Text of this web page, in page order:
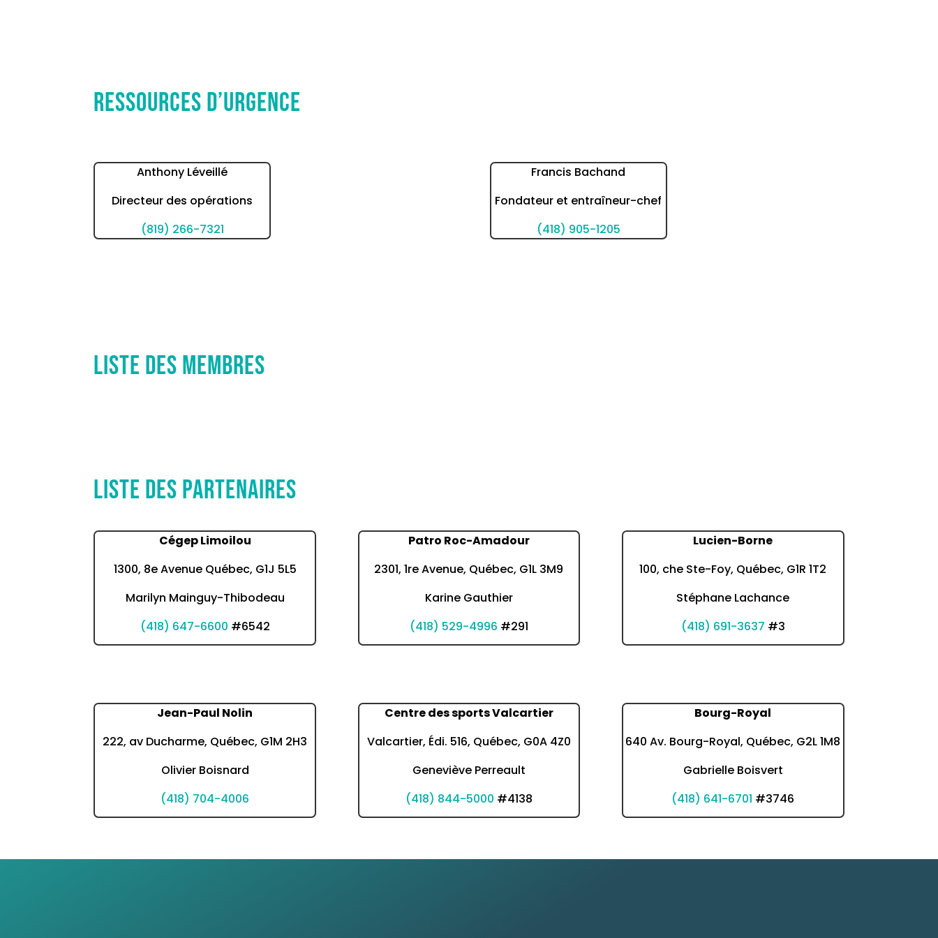
Ressources d’urgence
Anthony Léveillé
Directeur des opérations
(819) 266-7321
Francis Bachand
Fondateur et entraîneur-chef
(418) 905-1205
Liste des membres
Liste des partenaires
Cégep Limoilou
1300, 8e Avenue Québec, G1J 5L5
Marilyn Mainguy-Thibodeau
(418) 647-6600 #6542
Patro Roc-Amadour
2301, 1re Avenue, Québec, G1L 3M9
Karine Gauthier
(418) 529-4996 #291
Lucien-Borne
100, che Ste-Foy, Québec, G1R 1T2
Stéphane Lachance
(418) 691-3637 #3
Jean-Paul Nolin
222, av Ducharme, Québec, G1M 2H3
Olivier Boisnard
(418) 704-4006
Centre des sports Valcartier
Valcartier, Édi. 516, Québec, G0A 4Z0
Geneviève Perreault
(418) 844-5000 #4138
Bourg-Royal
640 Av. Bourg-Royal, Québec, G2L 1M8
Gabrielle Boisvert
(418) 641-6701 #3746